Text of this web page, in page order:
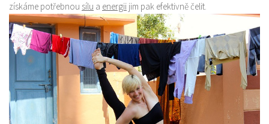
získáme potřebnou sílu a energii jim pak efektivně čelit.